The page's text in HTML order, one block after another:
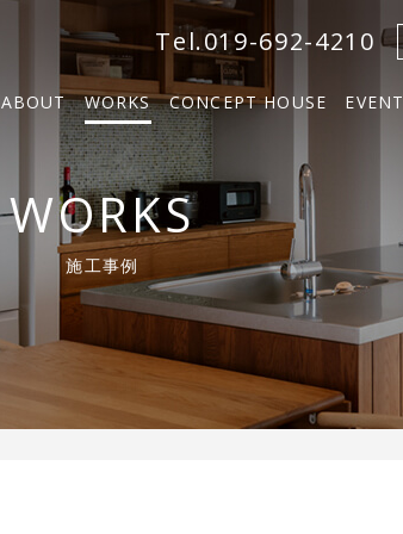
Tel.019-692-4210
ABOUT WORKS CONCEPT HOUSE
BOSCO VILLA
SOLM【販売中】
EVENT
WORKS
施工事例
森の家
BOSCO VILLA
SOLM